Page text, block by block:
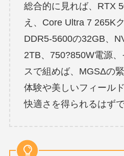
総合的に見れば、RTX
え、Core Ultra 7 265K
DDR5-5600の32GB、
2TB、750?850W電源
スで組めば、MGSΔの
体験や美しいフィール
快適さを得られるはずで